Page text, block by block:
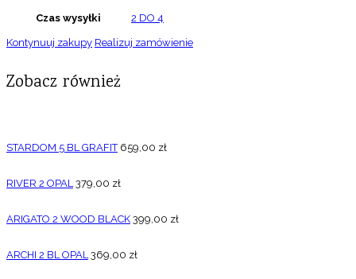
Czas wysyłki 2 DO 4
Kontynuuj zakupy Realizuj zamówienie
Zobacz również
STARDOM 5 BL GRAFIT 659,00 zł
RIVER 2 OPAL 379,00 zł
ARIGATO 2 WOOD BLACK 399,00 zł
ARCHI 2 BL OPAL 369,00 zł